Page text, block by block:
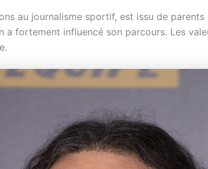
au journalisme sportif, est issu de
a fortement influencé son parcours. Les